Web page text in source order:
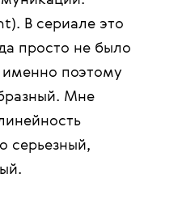
В сериале это
просто не было
именно поэтому
Мне
серьезный,